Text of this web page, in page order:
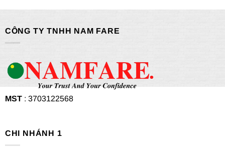
CÔNG TY TNHH NAM FARE
MST: 3703122568
CHI NHÁNH 1